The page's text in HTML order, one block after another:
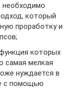
необходимо
который
проработку и
которых
самая мелкая
нуждается в
с помощью